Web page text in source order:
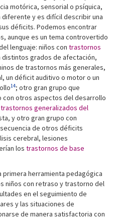
motórica, sensorial o psíquica,
y es difícil describir una
déficits. Podemos encontrar
aunque es un tema controvertido
lenguaje: niños con trastornos
distintos grados de afectación,
de trastornos más generales,
un déficit auditivo o motor o un
14; otro gran grupo que
otros aspectos del desarrollo
trastornos generalizados del
y otro gran grupo con
de otros déficits
cerebral, lesiones
los trastornos de base
primera herramienta pedagógica
niños con retraso y trastorno del
en el seguimiento de
y las situaciones de
de manera satisfactoria con